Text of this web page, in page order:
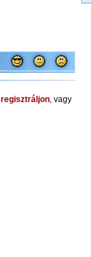
regisztráljon, vagy